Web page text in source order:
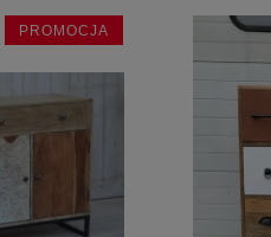
PROMOCJA